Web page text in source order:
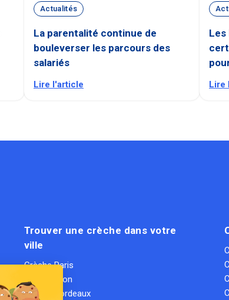
Actualités
La parentalité continue de
bouleverser les parcours des
salariés
Lire l'article
Les
Lire
Trouver une crèche dans votre
ville
Crèche Paris
Crèche Lyon
Crèche Bordeaux